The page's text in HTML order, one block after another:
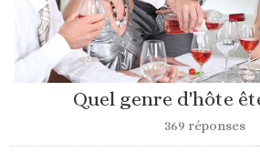
Quel genre d'hôte
369 réponses